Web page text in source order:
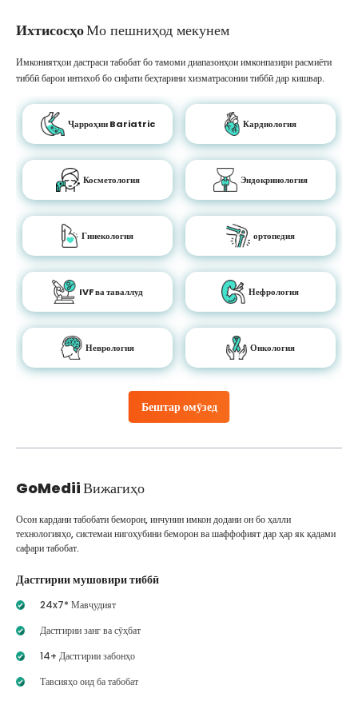
ИхтисосҳоМо пешниҳод мекунем
Бештар омӯзед
Имкониятҳои дастраси табобат бо тамоми диапазонҳои имконпазири расмиёти
тиббӣ барои интихоб бо сифати беҳтарини хизматрасонии тиббӣ дар кишвар.
Ҷарроҳии Bariatric Кардиология
Косметология Эндокринология
Гинекология ортопедия
IVF ва таваллуд Нефрология
Неврология Онкология
GoMediiВижагиҳо
Осон кардани табобати беморон, инчунин имкон додани он бо ҳалли
технологияҳо, системаи нигоҳубини беморон ва шаффофият дар ҳар як қадами
сафари табобат.
Дастгирии мушовири тиббӣ
24x7* Мавҷудият
Дастгирии занг ва сӯҳбат
14+ Дастгирии забонҳо
Тавсияҳо оид ба табобат